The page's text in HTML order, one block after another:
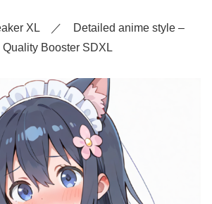
XL ／ Detailed anime style –
Booster SDXL